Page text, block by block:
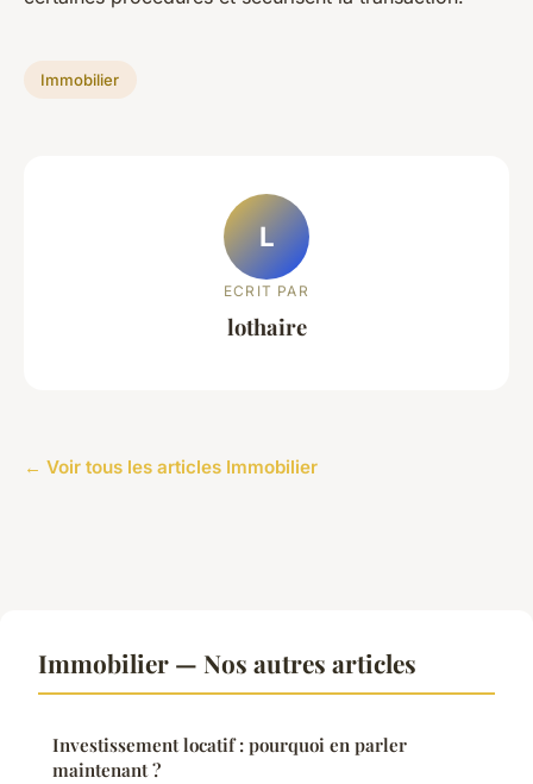
Immobilier
L
ECRIT PAR
lothaire
← Voir tous les articles Immobilier
Immobilier — Nos autres articles
Investissement locatif : pourquoi en parler
maintenant ?